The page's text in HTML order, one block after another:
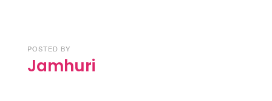
POSTED BY
Jamhuri